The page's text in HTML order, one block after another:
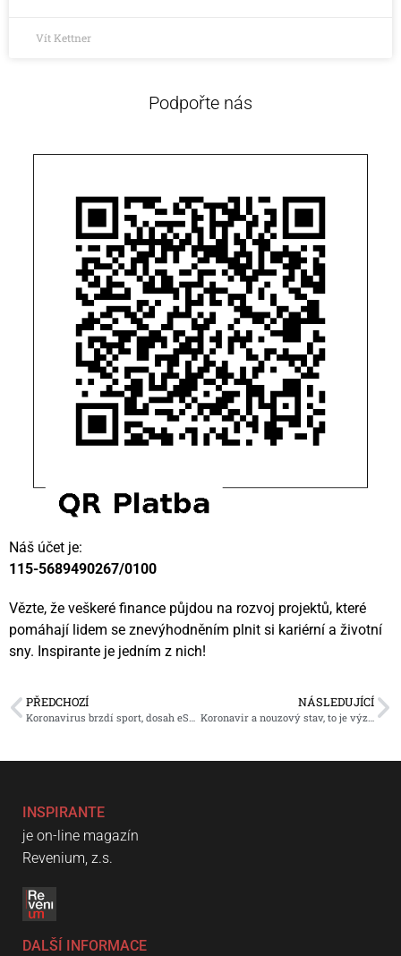
Vít Kettner
Podpořte nás
Náš účet je:
115-5689490267/0100
Vězte, že veškeré finance půjdou na rozvoj projektů, které
pomáhají lidem se znevýhodněním plnit si kariérní a životní
sny. Inspirante je jedním z nich!
PŘEDCHOZÍ NÁSLEDUJÍCÍ
Koronavir a nouzový stav, to je výzva
INSPIRANTE
je on-line magazín
Revenium, z.s.
DALŠÍ INFORMACE